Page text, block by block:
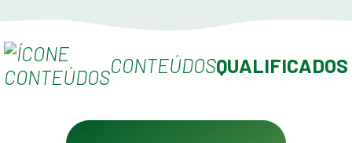
CONTEÚDOSQUALIFICADOS